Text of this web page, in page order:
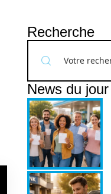
Recherche
News du jour